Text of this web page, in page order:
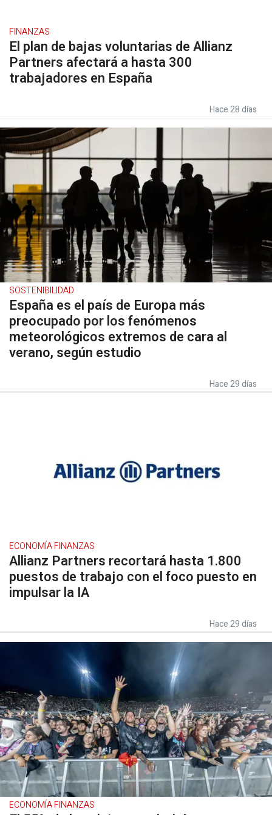
FINANZAS
El plan de bajas voluntarias de Allianz
Partners afectará a hasta 300
trabajadores en España
Hace 28 días
SOSTENIBILIDAD
España es el país de Europa más
preocupado por los fenómenos
meteorológicos extremos de cara al
verano, según estudio
Hace 29 días
ECONOMÍA FINANZAS
Allianz Partners recortará hasta 1.800
puestos de trabajo con el foco puesto en
impulsar la IA
Hace 29 días
ECONOMÍA FINANZAS